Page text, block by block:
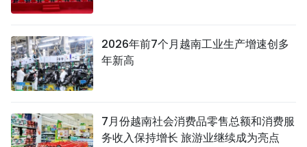
2026年前7个月越南工业生产增速创多
年新高
7月份越南社会消费品零售总额和消费服
务收入保持增长 旅游业继续成为亮点